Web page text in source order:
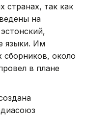
странах, так как
на
языки. Им
сборников, около
в плане